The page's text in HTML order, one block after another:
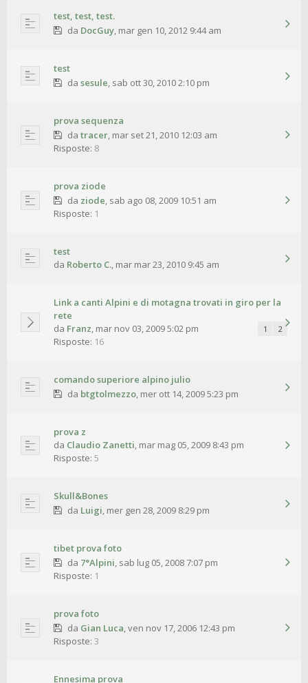
test, test, test.
da DocGuy, mar gen 10, 2012 9:44 am
test
da sesule, sab ott 30, 2010 2:10 pm
prova sequenza
da tracer, mar set 21, 2010 12:03 am
Risposte: 8
prova ziode
da ziode, sab ago 08, 2009 10:51 am
Risposte: 1
test
da Roberto C., mar mar 23, 2010 9:45 am
Link a canti Alpini e di motagna trovati in giro per la
rete
da Franz, mar nov 03, 2009 5:02 pm 1 2
Risposte: 16
comando superiore alpino julio
da btgtolmezzo, mer ott 14, 2009 5:23 pm
prova z
da Claudio Zanetti, mar mag 05, 2009 8:43 pm
Risposte: 5
Skull&Bones
da Luigi, mer gen 28, 2009 8:29 pm
tibet prova foto
da 7°Alpini, sab lug 05, 2008 7:07 pm
Risposte: 1
prova foto
da Gian Luca,ven nov 17, 2006 12:43 pm
Risposte: 3
Ennesima prova